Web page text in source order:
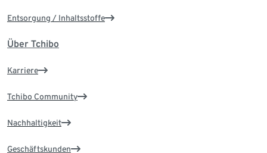
Entsorgung / Inhaltsstoffe
Über Tchibo
Karriere
Tchibo Community
Nachhaltigkeit
Geschäftskunden